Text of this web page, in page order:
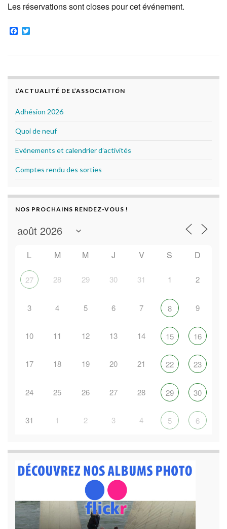
Les réservations sont closes pour cet événement.
F
o
k
r
L’ACTUALITÉ DE L’ASSOCIATION
Adhésion 2026
Quoi de neuf
Evénements et calendrier d’activités
Comptes rendu des sorties
NOS PROCHAINS RENDEZ-VOUS !
L M M J V S D
27 28 29 30 31 1 2
3 4 5 6 7 8 9
10 11 12 13 14 15 16
17 18 19 20 21 22 23
24 25 26 27 28 29 30
31 1 2 3 4 5 6